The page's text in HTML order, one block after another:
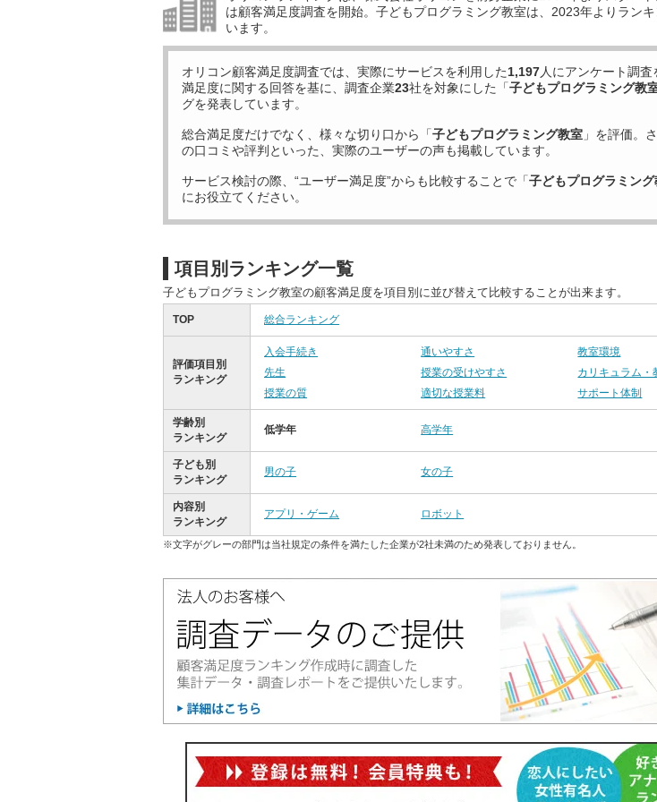
は顧客満足度調査を開始。子どもプログラミング教室は、2023年よりラン
います。
オリコン顧客満足度調査では、実際にサービスを利用した1,197人にアンケート調査
満足度に関する回答を基に、調査企業23社を対象にした「子どもプログラミング教
グを発表しています。
総合満足度だけでなく、様々な切り口から「子どもプログラミング教室 」を評価。
の口コミや評判といった、実際のユーザーの声も掲載しています。
サービス検討の際、“ユーザー満足度”からも比較することで「子どもプログラミング
にお役立てください。
項目別ランキング一覧
子どもプログラミング教室の顧客満足度を項目別に並び替えて比較することが出来ます。
TOP 総合ランキング
評価項目別
ランキング
入会手続き 通いやすさ
教室環境
先生
授業の受けやすさ
カリキュラム・
授業の質
適切な授業料 サポート体制
学齢別
ランキング
低学年 高学年
子ども別
ランキング
男の子 女の子
内容別
ランキング
アプリ・ゲーム ロボット
※文字がグレーの部門は当社規定の条件を満たした企業が2社未満のため発表しておりません。